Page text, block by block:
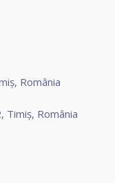
România
Timiș, România